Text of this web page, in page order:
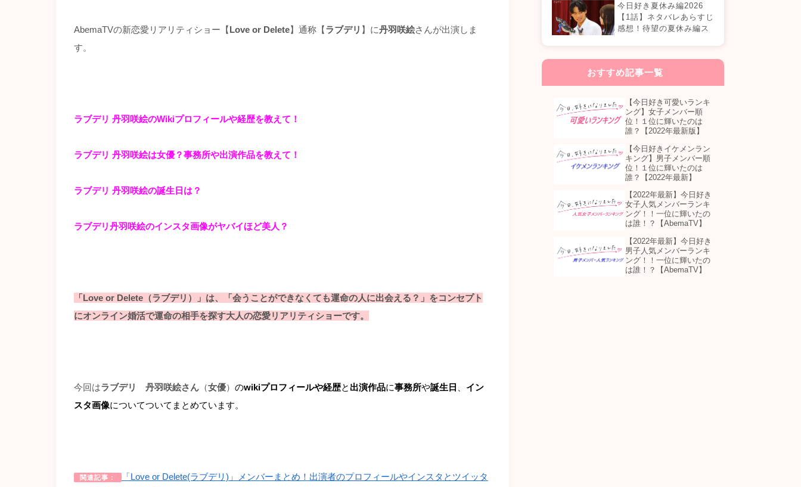
AbemaTVの新恋愛リアリティショー【Love or Delete】通称【ラブデリ 】に丹羽咲絵さんが出演しま
す。
ラブデリ 丹羽咲絵のWikiプロフィールや経歴を教えて！
ラブデリ 丹羽咲絵は女優？事務所や出演作品を教えて！
ラブデリ 丹羽咲絵の誕生日は？
ラブデリ丹羽咲絵のインスタ画像がヤバイほど美人？
「Love or Delete（ラブデリ）」は、「会うことができなくても運命の人に出会える？」をコンセプト
にオンライン婚活で運命の相手を探す大人の恋愛リアリティショーです。
今回はラブデリ 丹羽咲絵さん （女優） のwikiプロフィールや経歴と 出演作品に事務所や誕生日
イン
スタ画像についてついてまとめています。
関連記事：
「Love or Delete(ラブデリ)」メンバーまとめ！出演者のプロフィールやインスタとツイッタ
カップル誕生！？
今日好き夏休み編2026
【1話】ネタバレあらすじ
感想！待望の夏休み編ス
おすすめ記事一覧
【今日好き可愛いランキ
ング】女子メンバー順
位！１位に輝いたのは
誰？【2022年最新版】
【今日好きイケメンラン
キング】男子メンバー順
位！１位に輝いたのは
誰？【2022年最新】
【2022年最新】今日好き
女子人気メンバーランキ
ング！！一位に輝いたの
は誰！？【AbemaTV】
【2022年最新】今日好き
男子人気メンバーランキ
ング！！一位に輝いたの
は誰！？【AbemaTV】